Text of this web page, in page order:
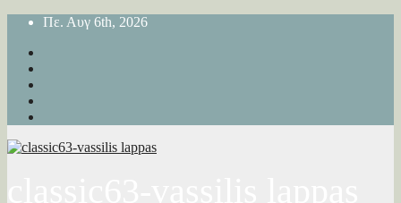
Μετάβαση
περιεχόμενο
Πε. Αυγ 6th, 2026